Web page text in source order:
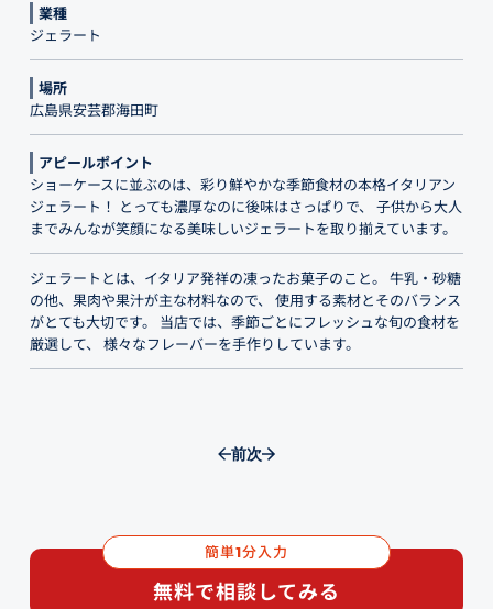
業種
ジェラート
場所
広島県安芸郡海田町
アピールポイント
ショーケースに並ぶのは、彩り鮮やかな季節食材の本格イタリアン
ジェラート！ とっても濃厚なのに後味はさっぱりで、 子供から大人
までみんなが笑顔になる美味しいジェラートを取り揃えています。
ジェラートとは、イタリア発祥の凍ったお菓子のこと。 牛乳・砂糖
の他、果肉や果汁が主な材料なので、 使用する素材とそのバランス
がとても大切です。 当店では、季節ごとにフレッシュな旬の食材を
厳選して、 様々なフレーバーを手作りしています。
前次
簡単1分入力
無料で相談してみる